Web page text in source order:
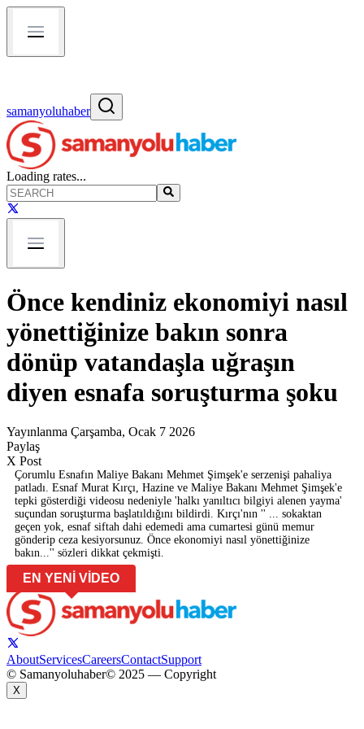
samanyoluhaber
Loading rates...
Önce kendiniz ekonomiyi nasıl
yönettiğinize bakın sonra
dönüp vatandaşla uğraşın
diyen esnafa soruşturma şoku
Yayınlanma Çarşamba, Ocak 7 2026
Paylaş
X Post
Çorumlu Esnafın Maliye Bakanı Mehmet Şimşek'e serzenişi pahaliya
patladı. Esnaf Murat Kırçı, Hazine ve Maliye Bakanı Mehmet Şimşek'e
tepki gösterdiği videosu nedeniyle 'halkı yanıltıcı bilgiyi alenen yayma'
suçundan soruşturma başlatıldığını bildirdi. Kırçı'nın '' ... sokaktan
geçen yok, esnaf siftah dahi edemedi ama cumartesi günü memur
gönderip ceza kesiyorsunuz. Önce ekonomiyi nasıl yönettiğinize
bakın...'' sözleri dikkat çekmişti.
EN YENİ VİDEO
AboutServicesCareersContactSupport
© Samanyoluhaber© 2025 — Copyright
X